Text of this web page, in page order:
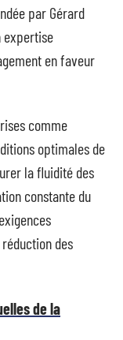
par Gérard
expertise
en faveur
comme
optimales de
la fluidité des
constante du
des
de la